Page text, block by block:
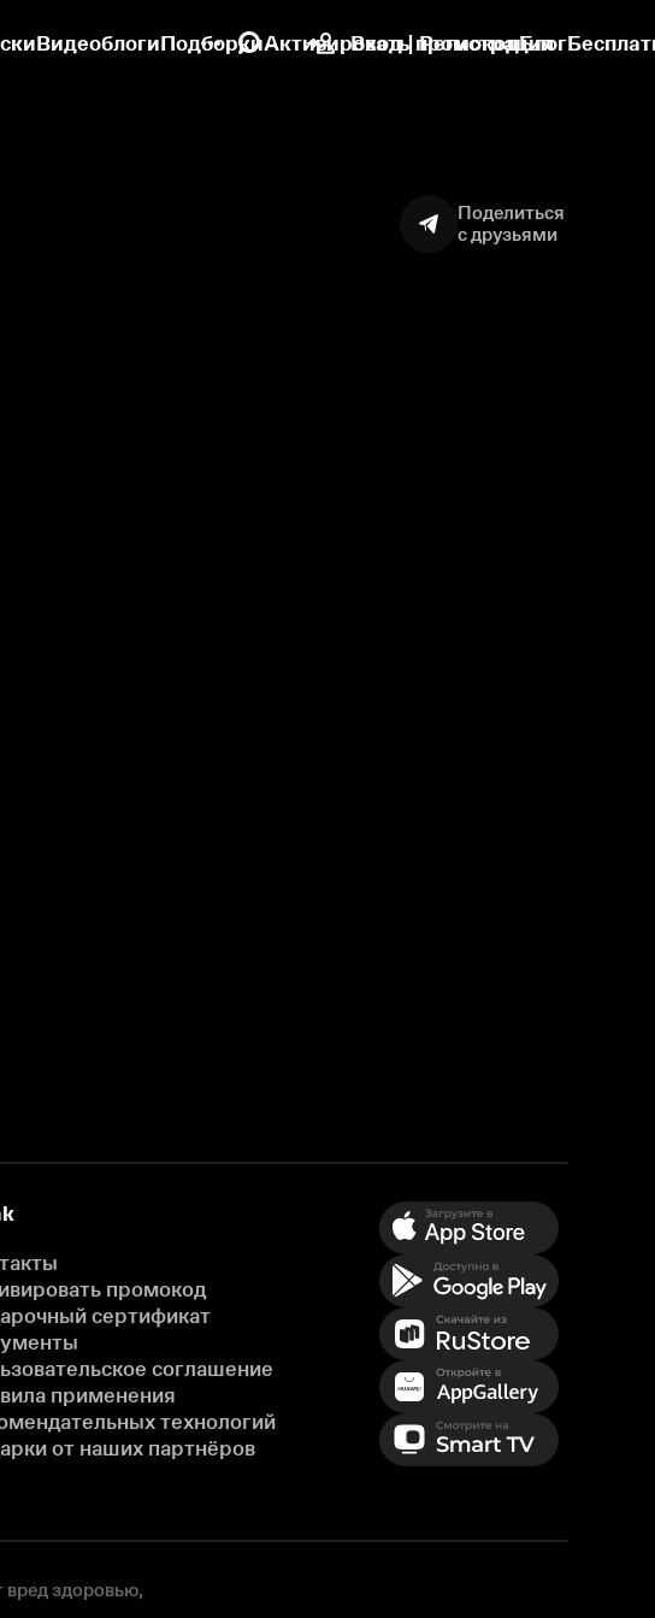
ВидеоблогиПодборкиАктивировать промокодБлог
Вход | Регистрация
Поделиться
с друзьями
промокод
сертификат
соглашение
применения
технологий
от наших партнёров
вред здоровью,